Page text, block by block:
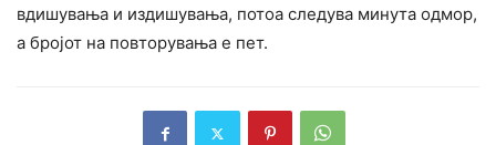
вдишувања и издишувања, потоа следува минута одмор,
а бројот на повторувања е пет.